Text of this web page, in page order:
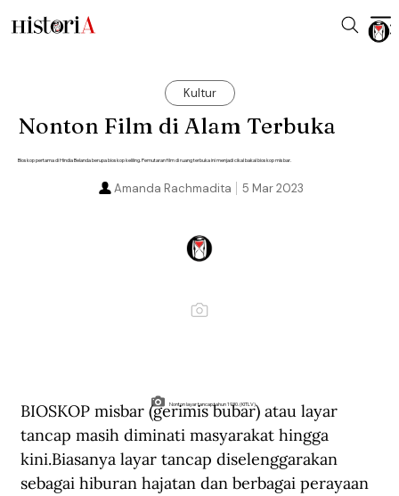
Kultur
Nonton Film di Alam Terbuka
Bioskop pertama di Hindia Belanda berupa bioskop keliling. Pemutaran film di ruang terbuka ini menjadi cikal bakal bioskop misbar.
5 Mar 2023
Amanda Rachmadita
Nonton layar tancap tahun 1930. (KITLV).
BIOSKOP misbar (gerimis bubar) atau layar
tancap masih diminati masyarakat hingga
kini.Biasanya layar tancap diselenggarakan
sebagai hiburan hajatan dan berbagai perayaan